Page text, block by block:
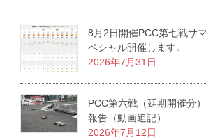
8月2日開催PCC第七戦サ
ペシャル開催します。
2026年7月31日
PCC第六戦（延期開催分
報告（動画追記）
2026年7月12日